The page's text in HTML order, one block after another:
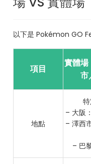
以下是 Pokémon GO
項目
實體場
市
地點
– 大阪
– 澤西
– 巴